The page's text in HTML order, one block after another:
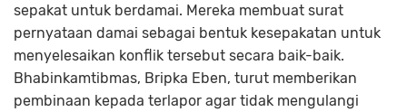
sepakat untuk berdamai. Mereka membuat surat
pernyataan damai sebagai bentuk kesepakatan untuk
menyelesaikan konflik tersebut secara baik-baik.
Bhabinkamtibmas, Bripka Eben, turut memberikan
pembinaan kepada terlapor agar tidak mengulangi